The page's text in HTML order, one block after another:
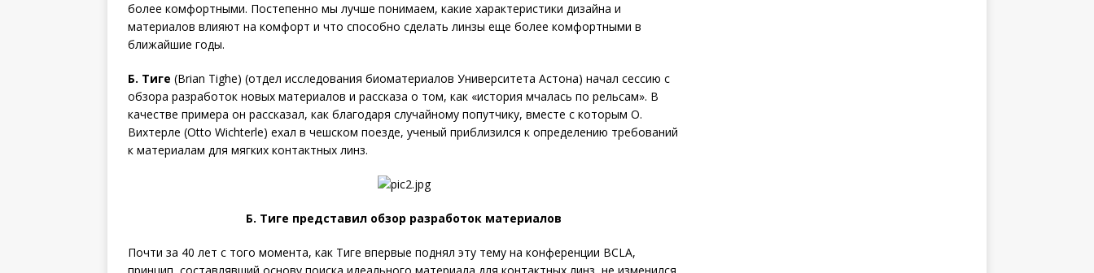
более комфортными. Постепенно мы лучше понимаем, какие характеристики дизайна и
материалов влияют на комфорт и что способно сделать линзы еще более комфортными в
ближайшие годы.
Б. Тиге (Brian Tighe) (отдел исследования биоматериалов Университета Астона) начал сессию с
обзора разработок новых материалов и рассказа о том, как «история мчалась по рельсам». В
качестве примера он рассказал, как благодаря случайному попутчику, вместе с которым О.
Вихтерле (Otto Wichterle) ехал в чешском поезде, ученый приблизился к определению требований
к материалам для мягких контактных линз.
Б. Тиге представил обзор разработок материалов
Почти за 40 лет с того момента, как Тиге впервые поднял эту тему на конференции BCLA,